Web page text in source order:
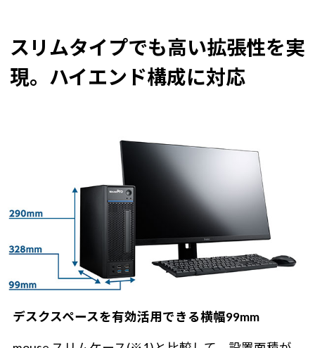
スリムタイプでも高い拡張性を実
現。ハイエンド構成に対応
デスクスペースを有効活用できる横幅99mm